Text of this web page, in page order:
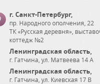
г. Санкт-Петербург,
пр. Народного ополчения, 22
ТК «Русская деревня»,
коттедж №2
Ленинградская область,
г. Гатчина ул. Матвеева 14 А
Ленинградская область,
г. Гатчина ул. Киевская 17 В